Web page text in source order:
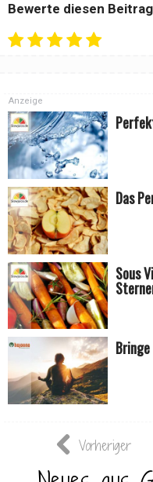
Bewerte diesen
Das
Sous
Anzeige
Vorheriger